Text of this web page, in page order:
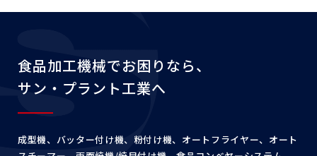
食品加工機械でお困りなら、
サン・プラント工業へ
成型機、バッター付け機、粉付け機、オートフライヤー、 オート